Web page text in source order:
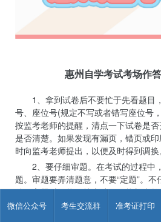
微信公众号 考生交流群 准考证打印
惠州自学考试考场作答
1、拿到试卷后不要忙于先看题目
号、座位号(规定不写或者错写座位号
按监考老师的提醒，清点一下试卷是
是否清楚。如果发现有漏页，错页或
时向监考老师提出，以便及时得到调换。
2、要仔细审题。在考试的过程中
题。审题要弄清题意，不要“定题”。
偏。审题时不能粗枝大叶，不能想当
那些形式上类似以前曾经做过的题目